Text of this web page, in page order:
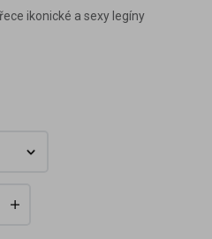
ikonické a sexy legíny